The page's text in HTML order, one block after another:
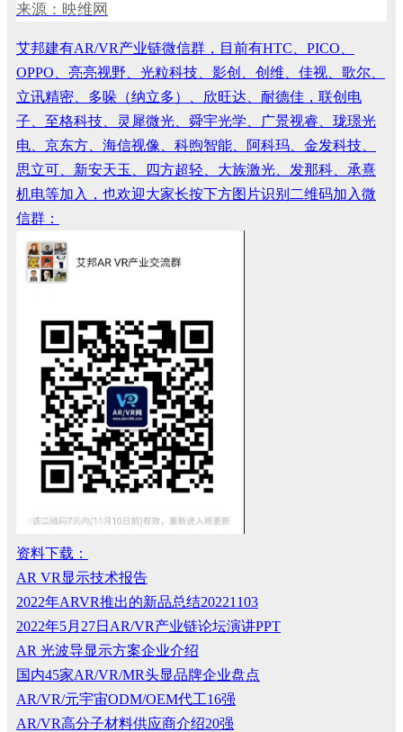
来源：映维网
艾邦建有AR/VR产业链微信群，目前有HTC、PICO、
OPPO、亮亮视野、光粒科技、影创、创维、佳视、歌尔、
立讯精密、多哚（纳立多）、欣旺达、耐德佳，联创电
子、至格科技、灵犀微光、舜宇光学、广景视睿、珑璟光
电、京东方、海信视像、科煦智能、阿科玛、金发科技、
思立可、新安天玉、四方超轻、大族激光、发那科、承熹
机电等加入，也欢迎大家长按下方图片识别二维码加入微
信群：
资料下载：
AR VR显示技术报告
2022年ARVR推出的新品总结20221103
2022年5月27日AR/VR产业链论坛演讲PPT
AR 光波导显示方案企业介绍
国内45家AR/VR/MR头显品牌企业盘点
AR/VR/元宇宙ODM/OEM代工16强
AR/VR高分子材料供应商介绍20强